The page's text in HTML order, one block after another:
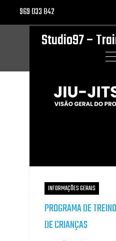
969 033 842
Studio97 –
INFORMAÇÕES GERAIS
PROGRAMA DE
DE CRIANÇAS